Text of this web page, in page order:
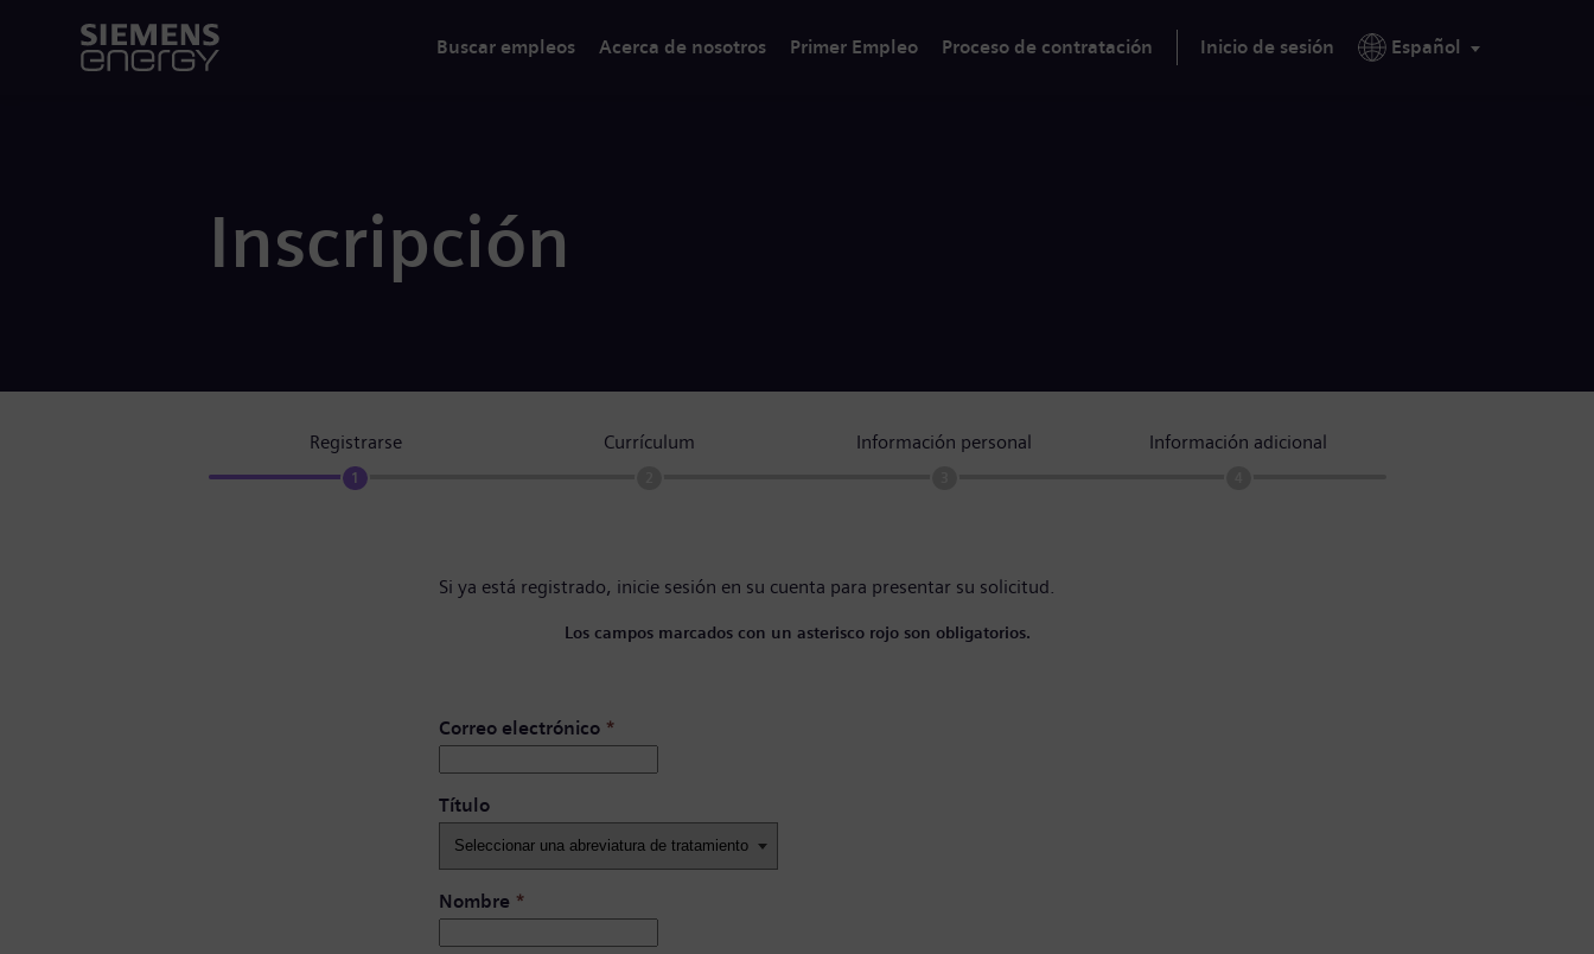
Buscar empleos Acerca de nosotros Primer Empleo Proceso de contratación Inicio de sesión Español
Inscripción
Registrarse
1
Currículum Información personal Información adicional
Si ya está registrado, inicie sesión en su cuenta para presentar su solicitud.
Los campos marcados con un asterisco rojo son obligatorios.
Correo electrónico *
Título ​
Nombre *